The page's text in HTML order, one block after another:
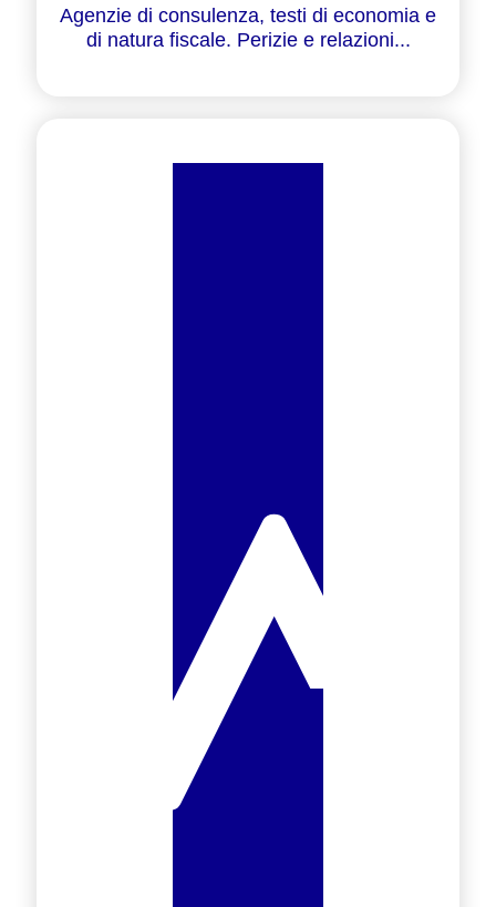
Agenzie di consulenza, testi di economia e
di natura fiscale. Perizie e relazioni...